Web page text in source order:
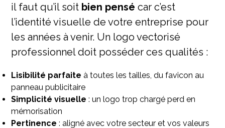
il faut qu’il soit bien pensé car c’est
l’identité visuelle de votre entreprise pour
les années à venir. Un logo vectorisé
professionnel doit posséder ces qualités :
Lisibilité parfaite à toutes les tailles, du favicon au
panneau publicitaire
Simplicité visuelle : un logo trop chargé perd en
mémorisation
Pertinence : aligné avec votre secteur et vos valeurs